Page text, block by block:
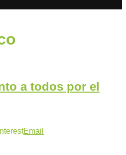
a todos por el
Email